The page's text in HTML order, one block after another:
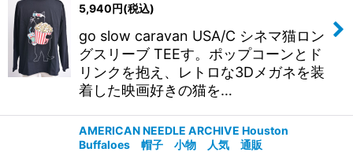
5,940円(税込)
go slow caravan USA/C シネマ猫ロン
グスリーブ TEEす。ポップコーンとド
リンクを抱え、レトロな3Dメガネを装
着した映画好きの猫を…
AMERICAN NEEDLE ARCHIVE Houston
Buffaloes 帽子 小物 人気 通販